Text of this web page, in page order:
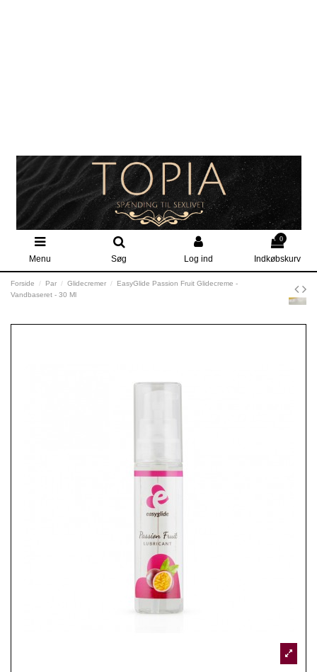
Menu Søg Log ind
0
Indkøbskurv
Forside Par Glidecremer
EasyGlide Passion Fruit Glidecreme -
Vandbaseret - 30 Ml